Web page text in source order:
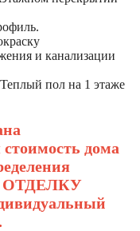
и канализации
пол на 1 этаже
дома
ОТДЕЛКУ